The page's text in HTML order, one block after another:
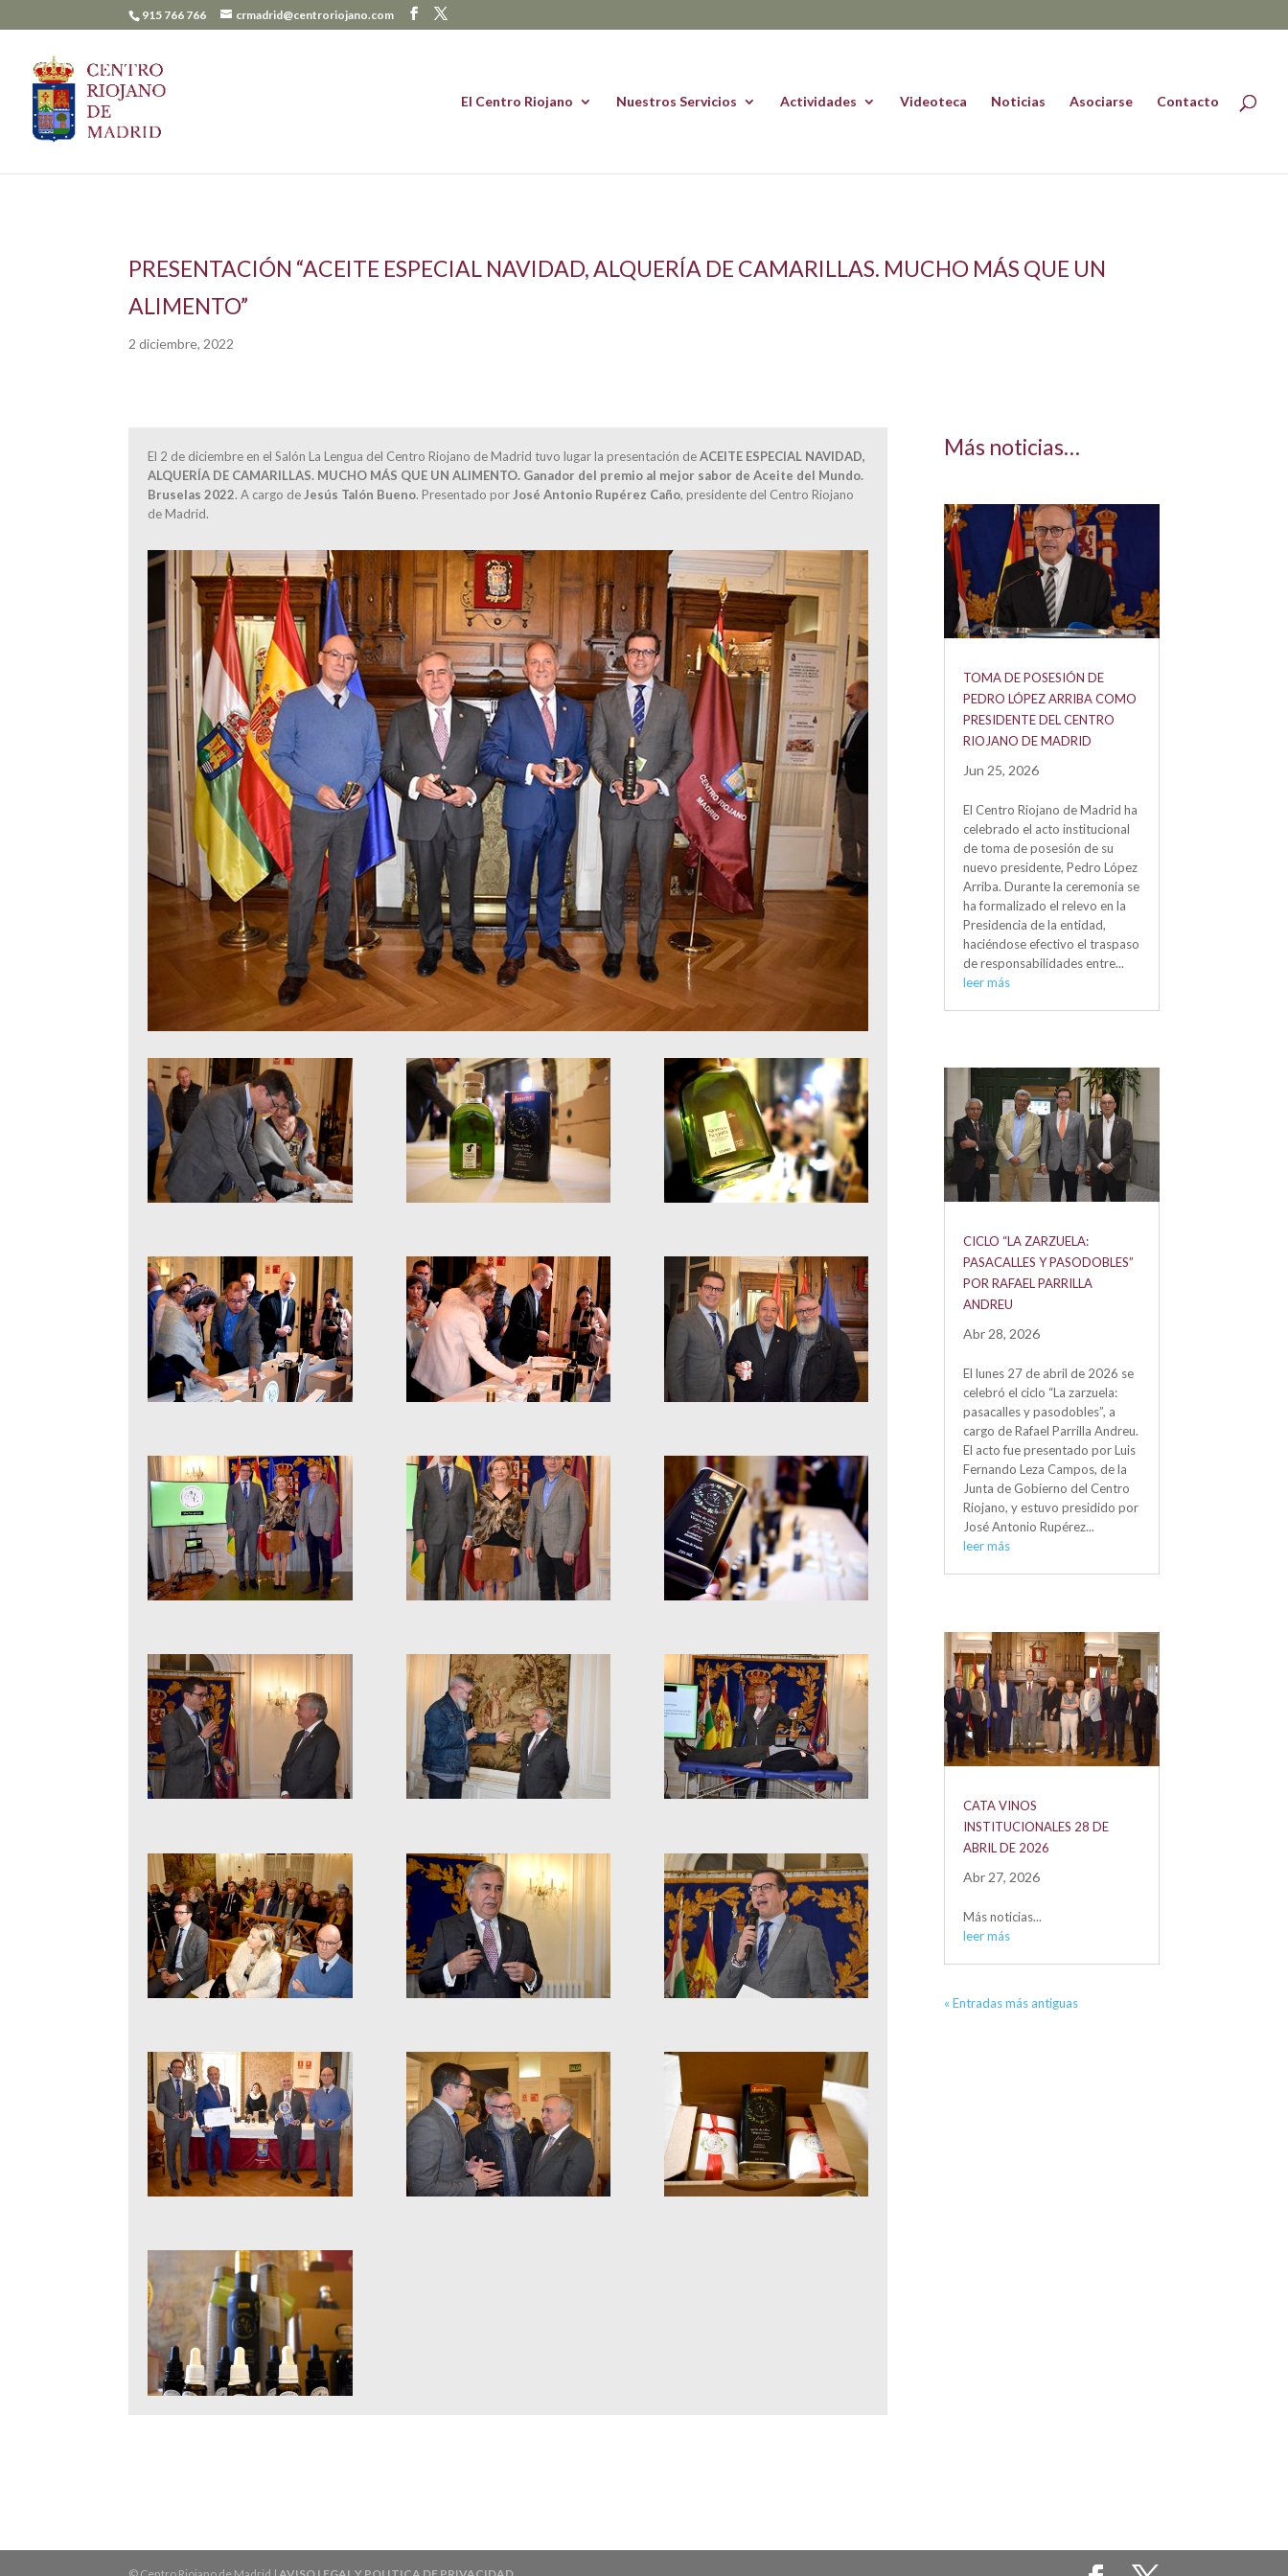
915 766 766 crmadrid@centroriojano.com
El Centro Riojano Nuestros Servicios Actividades Videoteca Noticias Asociarse Contacto
PRESENTACIÓN “ACEITE ESPECIAL NAVIDAD, ALQUERÍA DE CAMARILLAS. MUCHO MÁS QUE UN
ALIMENTO”
2 diciembre, 2022
El 2 de diciembre en el Salón La Lengua del Centro Riojano de Madrid tuvo lugar la presentación deACEITE ESPECIAL NAVIDAD,
ALQUERÍA DE CAMARILLAS. MUCHO MÁS QUE UN ALIMENTO. Ganador del premio al mejor sabor de Aceite del Mundo.
Bruselas 2022. A cargo de Jesús Talón Bueno. Presentado por José Antonio Rupérez Caño, presidente del Centro Riojano
de Madrid.
Más noticias…
TOMA DE POSESIÓN DE
PEDRO LÓPEZ ARRIBA COMO
PRESIDENTE DEL CENTRO
RIOJANO DE MADRID
Jun 25, 2026
El Centro Riojano de Madrid ha
celebrado el acto institucional
de toma de posesión de su
nuevo presidente, Pedro López
Arriba. Durante la ceremonia se
ha formalizado el relevo en la
Presidencia de la entidad,
haciéndose efectivo el traspaso
de responsabilidades entre...
leer más
CICLO “LA ZARZUELA:
PASACALLES Y PASODOBLES”
POR RAFAEL PARRILLA
ANDREU
Abr 28, 2026
El lunes 27 de abril de 2026 se
celebró el ciclo “La zarzuela:
pasacalles y pasodobles”, a
cargo de Rafael Parrilla Andreu.
El acto fue presentado por Luis
Fernando Leza Campos, de la
Junta de Gobierno del Centro
Riojano, y estuvo presidido por
José Antonio Rupérez...
leer más
CATA VINOS
INSTITUCIONALES 28 DE
ABRIL DE 2026
Abr 27, 2026
Más noticias...
leer más
« Entradas más antiguas